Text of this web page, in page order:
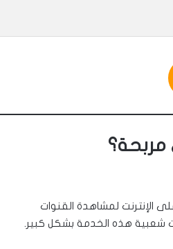
الإنترنت لمشاهدة القنوات
زادت شعبية هذه الخدمة بشكل كبير.